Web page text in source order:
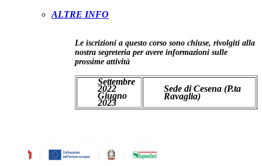
ALTRE INFO
Le iscrizioni a questo corso sono chiuse, rivolgiti alla
nostra segreteria per avere informazioni sulle
prossime attività
Settembre
2022
Giugno
2023
Sede di Cesena (P.ta
Ravaglia)